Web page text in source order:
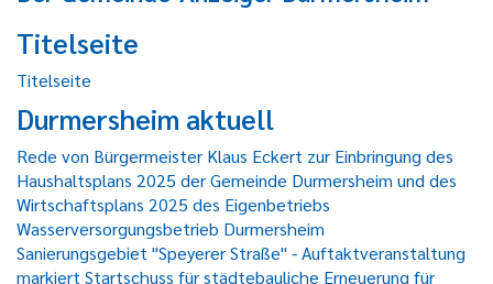
Titelseite
Titelseite
Durmersheim aktuell
Rede von Bürgermeister Klaus Eckert zur Einbringung des
Haushaltsplans 2025 der Gemeinde Durmersheim und des
Wirtschaftsplans 2025 des Eigenbetriebs
Wasserversorgungsbetrieb Durmersheim
Sanierungsgebiet "Speyerer Straße" - Auftaktveranstaltung
markiert Startschuss für städtebauliche Erneuerung für